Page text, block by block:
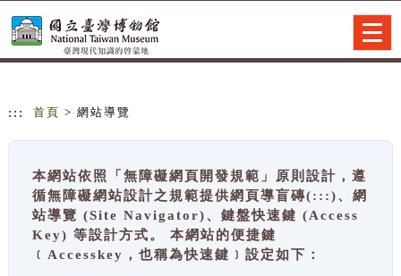
::: 首頁 > 網站導覽
本網站依照「無障礙網頁開發規範」原則設計，遵
循無障礙網站設計之規範提供網頁導盲磚(:::)、網
站導覽 (Site Navigator)、鍵盤快速鍵 (Access
Key) 等設計方式。 本網站的便捷鍵
﹝Accesskey，也稱為快速鍵﹞設定如下：